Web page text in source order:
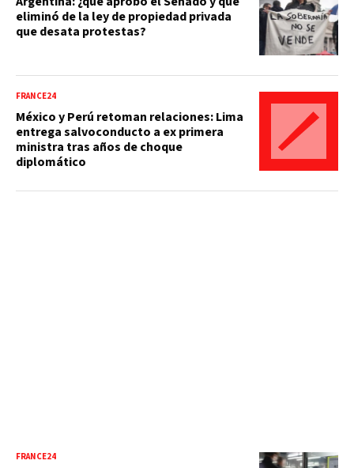
eliminó de la ley de propiedad privada
que desata protestas?
FRANCE24
México y Perú retoman relaciones: Lima
entrega salvoconducto a ex primera
ministra tras años de choque
diplomático
FRANCE24